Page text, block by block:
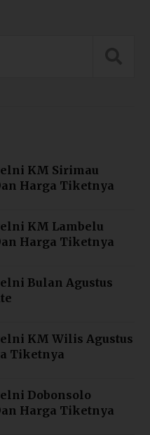
KM Sirimau
Harga Tiketnya
KM Lambelu
Harga Tiketnya
Bulan Agustus
KM Wilis Agustus
Tiketnya
Dobonsolo
Harga Tiketnya